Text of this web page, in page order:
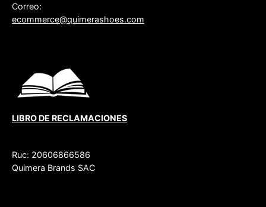
Correo:
ecommerce@quimerashoes.com
LIBRO DE RECLAMACIONES
Ruc: 20606866586
Quimera Brands SAC